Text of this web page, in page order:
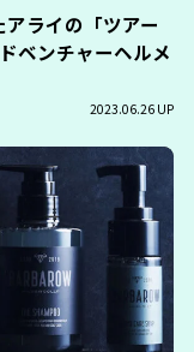
ライの「ツアー
ベンチャーヘルメ
2023.06.26 UP